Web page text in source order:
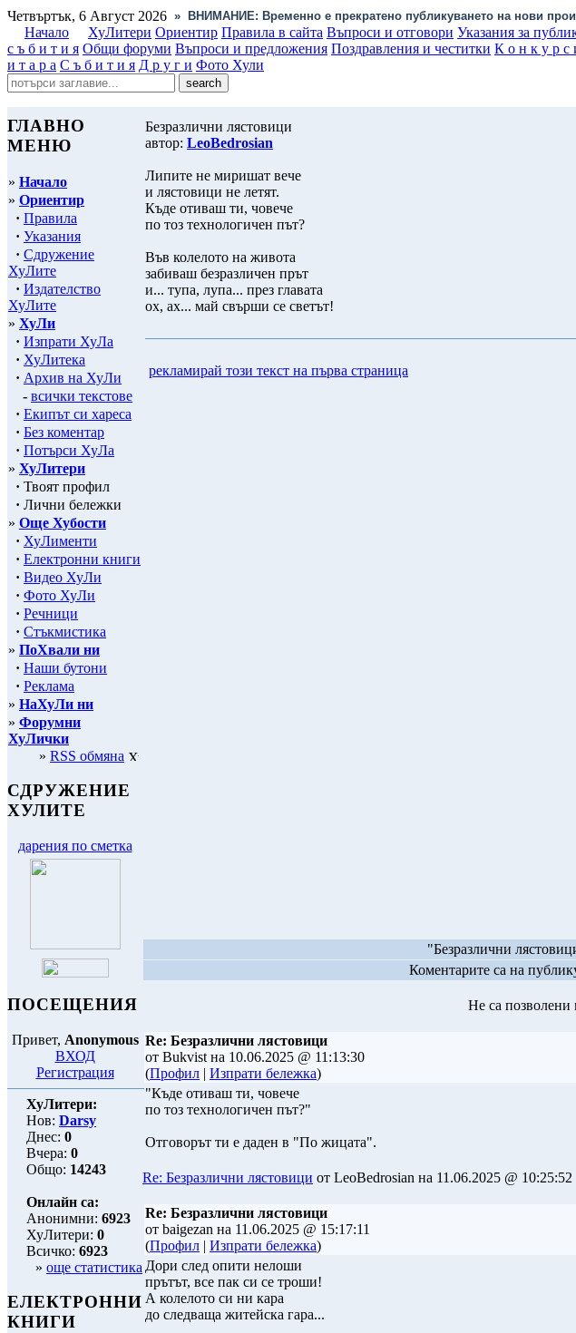
Четвъртък, 6 Август 2026 » ВНИМАНИЕ: Временно е прекратено публикуването на нови
Начало
ХуЛитери Ориентир Правила в сайта Въпроси и отговори Указания за
с ъ б и т и я Общи форуми Въпроси и предложения Поздравления и честитки К о н к у р с
и т а р а С ъ б и т и я Д р у г и Фото Хули
ГЛАВНО
МЕНЮ
» Начало
» Ориентир
· Правила
· Указания
· Сдружение
ХуЛите
· Издателство
ХуЛите
» ХуЛи
· Изпрати ХуЛа
· ХуЛитека
· Архив на ХуЛи
- всички текстове
· Екипът си хареса
· Без коментар
· Потърси ХуЛа
» ХуЛитери
· Твоят профил
· Лични бележки
» Още Хубости
· ХуЛименти
· Електронни книги
· Видео ХуЛи
· Фото ХуЛи
· Речници
· Стъкмистика
» ПоХвали ни
· Наши бутони
· Реклама
» НаХуЛи ни
» Форумни
ХуЛички
» RSS обмяна
СДРУЖЕНИЕ
ХУЛИТЕ
дарения по сметка
ПОСЕЩЕНИЯ
Привет, Anonymous
ВХОД
Регистрация
ХуЛитери:
Нов: Darsy
Днес: 0
Вчера: 0
Общо: 14243
Онлайн са:
Анонимни: 6923
ХуЛитери: 0
Всичко: 6923
» още статистика
ЕЛЕКТРОННИ
КНИГИ
Безразлични лястовици
автор: LeoBedrosian
Липите не миришат вече
и лястовици не летят.
Къде отиваш ти, човече
по тоз технологичен път?
Във колелото на живота
забиваш безразличен прът
и... тупа, лупа... през главата
ох, ах... май свърши се светът!
рекламирай този текст на първа страница
"Безразлични
Коментарите са на
Не са
Re: Безразлични лястовици
от Bukvist на 10.06.2025 @ 11:13:30
(Профил | Изпрати бележка)
"Къде отиваш ти, човече
по тоз технологичен път?"
Отговорът ти е даден в "По жицата".
Re: Безразлични лястовици от LeoBedrosian на 11.06.2025 @ 10:25:52
Re: Безразлични лястовици
от baigezan на 11.06.2025 @ 15:17:11
(Профил | Изпрати бележка)
Дори след опити нелоши
прътът, все пак си се троши!
А колелото си ни кара
до следваща житейска гара...